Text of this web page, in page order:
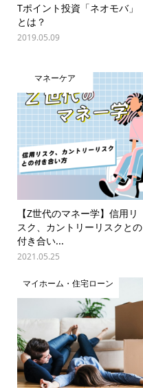
Tポイント投資「ネオモバ」
とは？
2019.05.09
マネーケア
【Z世代のマネー学】信用リ
スク、カントリーリスクとの
付き合い...
2021.05.25
マイホーム・住宅ローン